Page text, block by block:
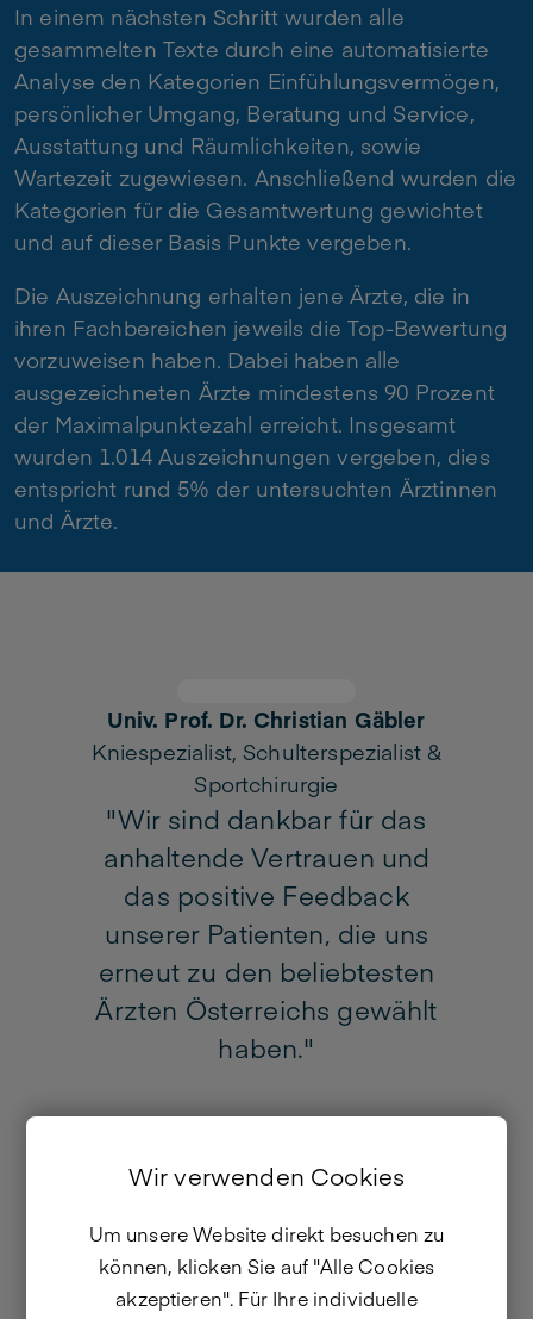
In einem nächsten Schritt wurden alle
gesammelten Texte durch eine automatisierte
Analyse den Kategorien Einfühlungsvermögen,
persönlicher Umgang, Beratung und Service,
Ausstattung und Räumlichkeiten, sowie
Wartezeit zugewiesen. Anschließend wurden die
Kategorien für die Gesamtwertung gewichtet
und auf dieser Basis Punkte vergeben.
Die Auszeichnung erhalten jene Ärzte, die in
ihren Fachbereichen jeweils die Top-Bewertung
vorzuweisen haben. Dabei haben alle
ausgezeichneten Ärzte mindestens 90 Prozent
der Maximalpunktezahl erreicht. Insgesamt
wurden 1.014 Auszeichnungen vergeben, dies
entspricht rund 5% der untersuchten Ärztinnen
und Ärzte.
Univ. Prof. Dr. Christian Gäbler
Kniespezialist, Schulterspezialist &
Sportchirurgie
"Wir sind dankbar für das
anhaltende Vertrauen und
das positive Feedback
unserer Patienten, die uns
erneut zu den beliebtesten
Ärzten Österreichs gewählt
haben."
Wir verwenden Cookies
Um unsere Website direkt besuchen zu
können, klicken Sie auf "Alle Cookies
akzeptieren". Für Ihre individuelle